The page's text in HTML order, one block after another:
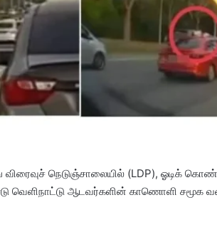
நெடுஞ்சாலையில் (LDP), ஓடிக்
வெளிநாட்டு ஆடவர்களின் காணொளி சமூக